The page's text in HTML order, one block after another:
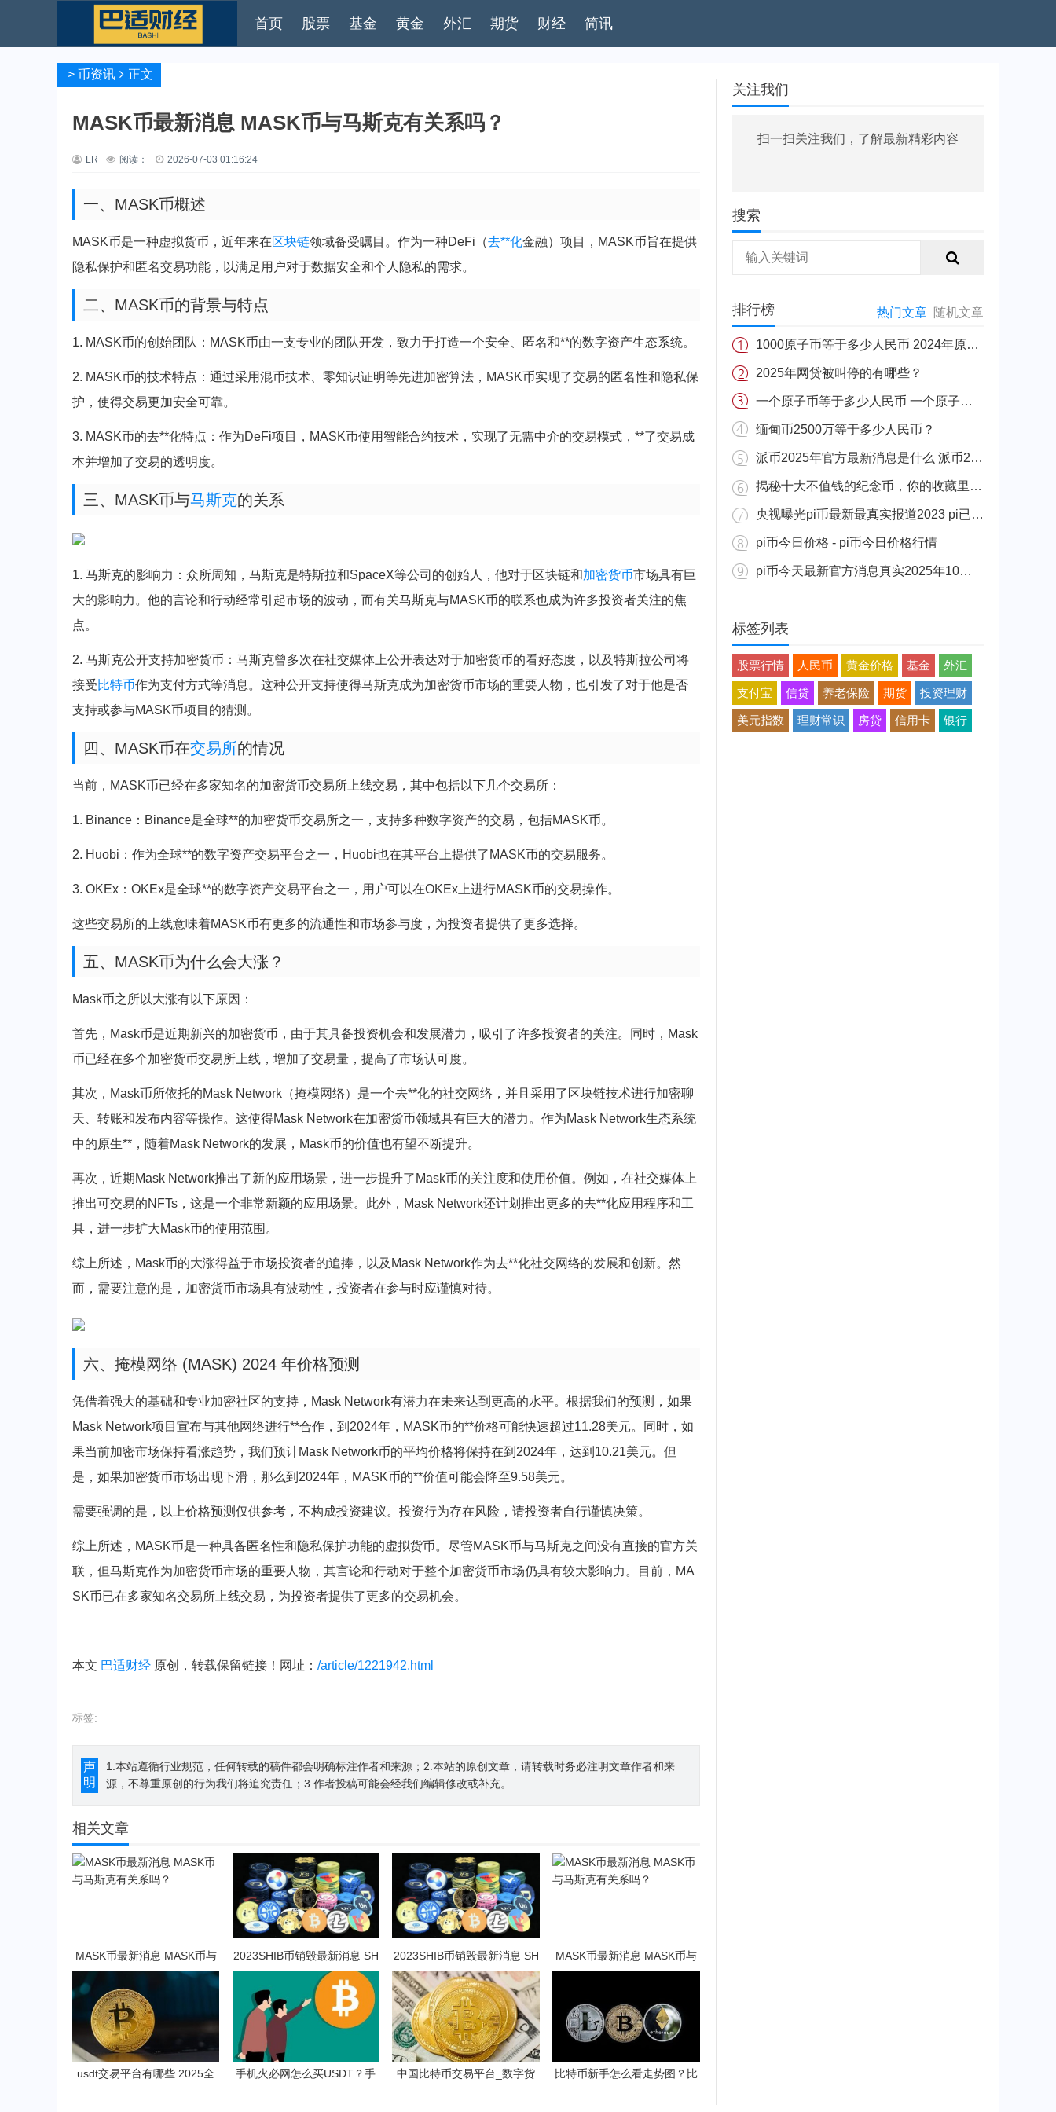
首页 股票 基金 黄金 外汇 期货 财经 简讯
> 币资讯 正文
MASK币最新消息 MASK币与马斯克有关系吗？
LR 阅读： 2026-07-03 01:16:24
一、MASK币概述
MASK币是一种虚拟货币，近年来在区块链领域备受瞩目。作为一种DeFi（去**化金融）项目，MASK币旨在提供
隐私保护和匿名交易功能，以满足用户对于数据安全和个人隐私的需求。
二、MASK币的背景与特点
1. MASK币的创始团队：MASK币由一支专业的团队开发，致力于打造一个安全、匿名和**的数字资产生态系统。
2. MASK币的技术特点：通过采用混币技术、零知识证明等先进加密算法，MASK币实现了交易的匿名性和隐私保
护，使得交易更加安全可靠。
3. MASK币的去**化特点：作为DeFi项目，MASK币使用智能合约技术，实现了无需中介的交易模式，**了交易成
本并增加了交易的透明度。
三、MASK币与马斯克的关系
1. 马斯克的影响力：众所周知，马斯克是特斯拉和SpaceX等公司的创始人，他对于区块链和加密货币市场具有巨
大的影响力。他的言论和行动经常引起市场的波动，而有关马斯克与MASK币的联系也成为许多投资者关注的焦
点。
2. 马斯克公开支持加密货币：马斯克曾多次在社交媒体上公开表达对于加密货币的看好态度，以及特斯拉公司将
接受比特币作为支付方式等消息。这种公开支持使得马斯克成为加密货币市场的重要人物，也引发了对于他是否
支持或参与MASK币项目的猜测。
四、MASK币在交易所的情况
当前，MASK币已经在多家知名的加密货币交易所上线交易，其中包括以下几个交易所：
1. Binance：Binance是全球**的加密货币交易所之一，支持多种数字资产的交易，包括MASK币。
2. Huobi：作为全球**的数字资产交易平台之一，Huobi也在其平台上提供了MASK币的交易服务。
3. OKEx：OKEx是全球**的数字资产交易平台之一，用户可以在OKEx上进行MASK币的交易操作。
这些交易所的上线意味着MASK币有更多的流通性和市场参与度，为投资者提供了更多选择。
五、MASK币为什么会大涨？
Mask币之所以大涨有以下原因：
首先，Mask币是近期新兴的加密货币，由于其具备投资机会和发展潜力，吸引了许多投资者的关注。同时，Mask
币已经在多个加密货币交易所上线，增加了交易量，提高了市场认可度。
其次，Mask币所依托的Mask Network（掩模网络）是一个去**化的社交网络，并且采用了区块链技术进行加密聊
天、转账和发布内容等操作。这使得Mask Network在加密货币领域具有巨大的潜力。作为Mask Network生态系统
中的原生**，随着Mask Network的发展，Mask币的价值也有望不断提升。
再次，近期Mask Network推出了新的应用场景，进一步提升了Mask币的关注度和使用价值。例如，在社交媒体上
推出可交易的NFTs，这是一个非常新颖的应用场景。此外，Mask Network还计划推出更多的去**化应用程序和工
具，进一步扩大Mask币的使用范围。
综上所述，Mask币的大涨得益于市场投资者的追捧，以及Mask Network作为去**化社交网络的发展和创新。然
而，需要注意的是，加密货币市场具有波动性，投资者在参与时应谨慎对待。
六、掩模网络 (MASK) 2024 年价格预测
凭借着强大的基础和专业加密社区的支持，Mask Network有潜力在未来达到更高的水平。根据我们的预测，如果
Mask Network项目宣布与其他网络进行**合作，到2024年，MASK币的**价格可能快速超过11.28美元。同时，如
果当前加密市场保持看涨趋势，我们预计Mask Network币的平均价格将保持在到2024年，达到10.21美元。但
是，如果加密货币市场出现下滑，那么到2024年，MASK币的**价值可能会降至9.58美元。
需要强调的是，以上价格预测仅供参考，不构成投资建议。投资行为存在风险，请投资者自行谨慎决策。
综上所述，MASK币是一种具备匿名性和隐私保护功能的虚拟货币。尽管MASK币与马斯克之间没有直接的官方关
联，但马斯克作为加密货币市场的重要人物，其言论和行动对于整个加密货币市场仍具有较大影响力。目前，MA
SK币已在多家知名交易所上线交易，为投资者提供了更多的交易机会。
本文 巴适财经 原创，转载保留链接！网址： /article/1221942.html
标签:
声
明
1.本站遵循行业规范，任何转载的稿件都会明确标注作者和来源；2.本站的原创文章，请转载时务必注明文章作者和来
源，不尊重原创的行为我们将追究责任；3.作者投稿可能会经我们编辑修改或补充。
相关文章
MASK币最新消息 MASK币与
马斯克有关系吗？
2023SHIB币销毁最新消息 SH
IB币未来前景怎么样？
2023SHIB币销毁最新消息 SH
IB币未来前景怎么样？
MASK币最新消息 MASK币与
马斯克有关系吗？
usdt交易平台有哪些 2025全
手机火必网怎么买USDT？手
中国比特币交易平台_数字货
比特币新手怎么看走势图？比
关注我们
扫一扫关注我们，了解最新精彩内容
搜索
排行榜 热门文章 随机文章
1000原子币等于多少人民币 2024年原子币最新价格介绍一览
2025年网贷被叫停的有哪些？
一个原子币等于多少人民币 一个原子币价格介绍
缅甸币2500万等于多少人民币？
派币2025年官方最新消息是什么 派币2025年官方最新消息真实分享
揭秘十大不值钱的纪念币，你的收藏里有吗？
央视曝光pi币最新最真实报道2023 pi已经成功了是真的吗（假的）
pi币今日价格 - pi币今日价格行情
pi币今天最新官方消息真实2025年10月 派币今天最新消息介绍
标签列表
股票行情 人民币 黄金价格 基金 外汇
支付宝 信贷 养老保险 期货 投资理财
美元指数 理财常识 房贷 信用卡 银行